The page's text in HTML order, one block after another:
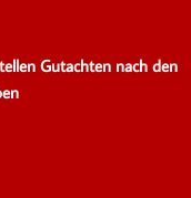
Gutachten nach den